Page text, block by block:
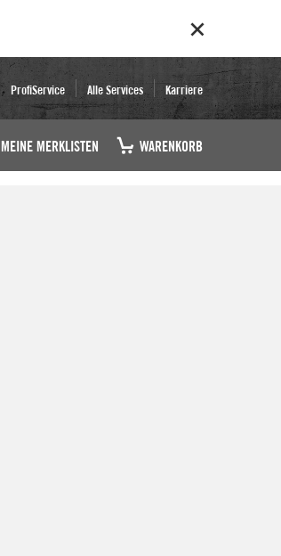
ProfiService Alle Services Karriere
MEINE MERKLISTEN WARENKORB